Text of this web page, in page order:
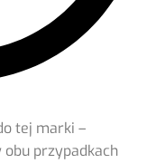
tej marki –
obu przypadkach